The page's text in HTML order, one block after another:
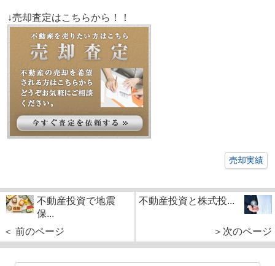
↓売却査定はこちらから！！
売却実績
不動産投資で地震
保...
＜ 前のページ
不動産投資と株式投...
＞次のページ